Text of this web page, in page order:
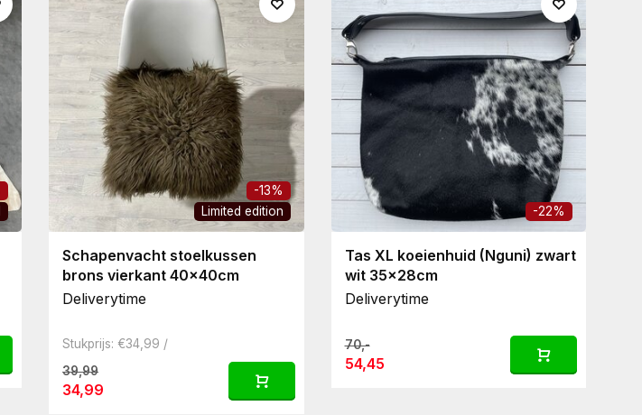
-13%
Limited edition
Schapenvacht stoelkussen
brons vierkant 40x40cm
Deliverytime
Stukprijs: €34,99 /
39,99
34,99
-22%
Tas XL koeienhuid (Nguni) zwart
wit 35x28cm
Deliverytime
70,-
54,45